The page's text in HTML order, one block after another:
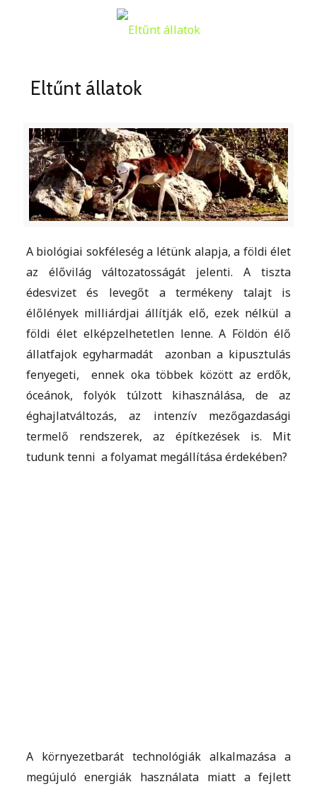
Eltűnt állatok
A biológiai sokféleség a létünk alapja, a földi élet
az élővilág változatosságát jelenti. A tiszta
édesvizet és levegőt a termékeny talajt is
élőlények milliárdjai állítják elő, ezek nélkül a
földi élet elképzelhetetlen lenne. A Földön élő
állatfajok egyharmadát azonban a kipusztulás
fenyegeti, ennek oka többek között az erdők,
óceánok, folyók túlzott kihasználása, de az
éghajlatváltozás, az intenzív mezőgazdasági
termelő rendszerek, az építkezések is. Mit
tudunk tenni a folyamat megállítása érdekében?
A környezetbarát technológiák alkalmazása a
megújuló energiák használata miatt a fejlett